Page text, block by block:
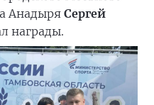
Анадыря Сергей
награды.